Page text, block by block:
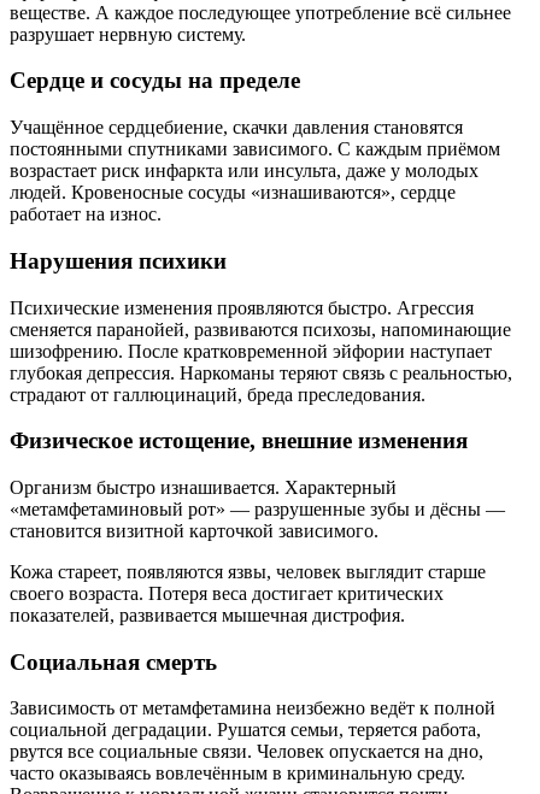
веществе. А каждое последующее употребление всё сильнее
разрушает нервную систему.
Сердце и сосуды на пределе
Учащённое сердцебиение, скачки давления становятся
постоянными спутниками зависимого. С каждым приёмом
возрастает риск инфаркта или инсульта, даже у молодых
людей. Кровеносные сосуды «изнашиваются», сердце
работает на износ.
Нарушения психики
Психические изменения проявляются быстро. Агрессия
сменяется паранойей, развиваются психозы, напоминающие
шизофрению. После кратковременной эйфории наступает
глубокая депрессия. Наркоманы теряют связь с реальностью,
страдают от галлюцинаций, бреда преследования.
Физическое истощение, внешние изменения
Организм быстро изнашивается. Характерный
«метамфетаминовый рот» — разрушенные зубы и дёсны —
становится визитной карточкой зависимого.
Кожа стареет, появляются язвы, человек выглядит старше
своего возраста. Потеря веса достигает критических
показателей, развивается мышечная дистрофия.
Социальная смерть
Зависимость от метамфетамина неизбежно ведёт к полной
социальной деградации. Рушатся семьи, теряется работа,
рвутся все социальные связи. Человек опускается на дно,
часто оказываясь вовлечённым в криминальную среду.